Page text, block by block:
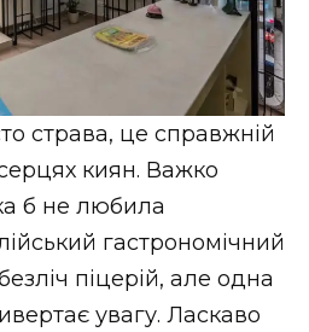
страва, це справжній
киян. Важко
б не любила
гастрономічний
піцерій, але одна
увагу. Ласкаво